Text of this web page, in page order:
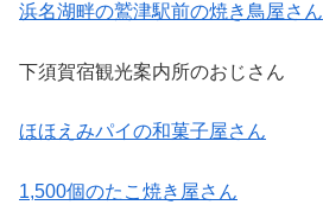
浜名湖畔の鷲津駅前の焼き鳥屋さん
下須賀宿観光案内所のおじさん
ほほえみパイの和菓子屋さん
1,500個のたこ焼き屋さん